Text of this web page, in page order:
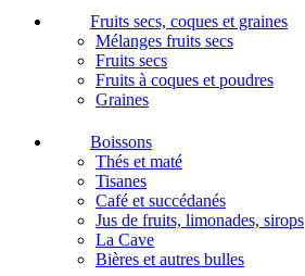
Fruits secs, coques et graines
Mélanges fruits secs
Fruits secs
Fruits à coques et poudres
Graines
Boissons
Thés et maté
Tisanes
Café et succédanés
Jus de fruits, limonades, sirops
La Cave
Bières et autres bulles